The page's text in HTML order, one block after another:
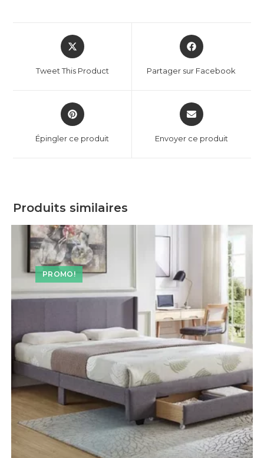
Tweet This Product Partager sur Facebook
Épingler ce produit Envoyer ce produit
Produits similaires
PROMO!